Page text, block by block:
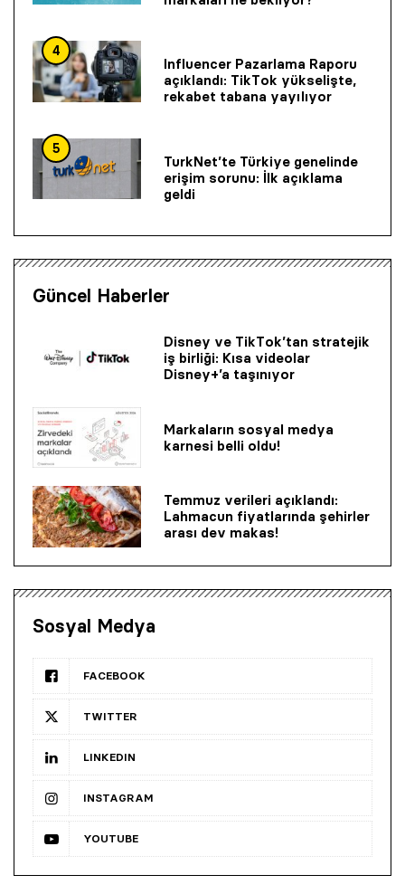
4
Influencer Pazarlama Raporu
açıklandı: TikTok yükselişte,
rekabet tabana yayılıyor
5
TurkNet’te Türkiye genelinde
erişim sorunu: İlk açıklama
geldi
Güncel Haberler
Disney ve TikTok’tan stratejik
iş birliği: Kısa videolar
Disney+’a taşınıyor
Markaların sosyal medya
karnesi belli oldu!
Temmuz verileri açıklandı:
Lahmacun fiyatlarında şehirler
arası dev makas!
Sosyal Medya
FACEBOOK
TWITTER
LINKEDIN
INSTAGRAM
YOUTUBE